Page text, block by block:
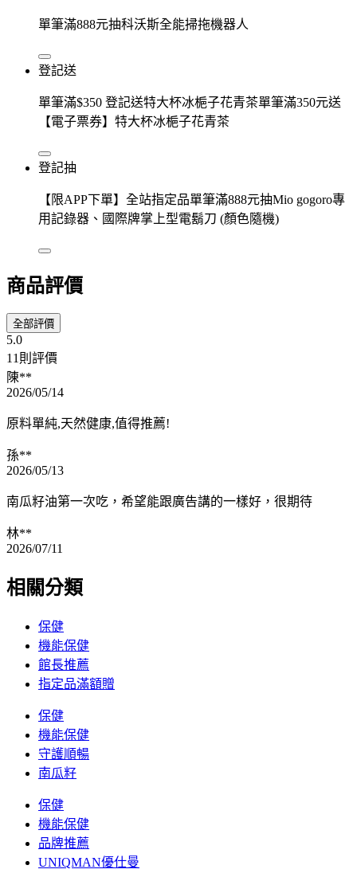
單筆滿888元抽科沃斯全能掃拖機器人
登記送
單筆滿$350 登記送特大杯冰梔子花青茶單筆滿350元送
【電子票券】特大杯冰梔子花青茶
登記抽
【限APP下單】全站指定品單筆滿888元抽Mio gogoro專
用記錄器、國際牌掌上型電鬍刀 (顏色隨機)
商品評價
全部評價
5.0
11則評價
陳**
2026/05/14
原料單純,天然健康,值得推薦!
孫**
2026/05/13
南瓜籽油第一次吃，希望能跟廣告講的一樣好，很期待
林**
2026/07/11
相關分類
保健
機能保健
館長推薦
指定品滿額贈
保健
機能保健
守護順暢
南瓜籽
保健
機能保健
品牌推薦
UNIQMAN優仕曼